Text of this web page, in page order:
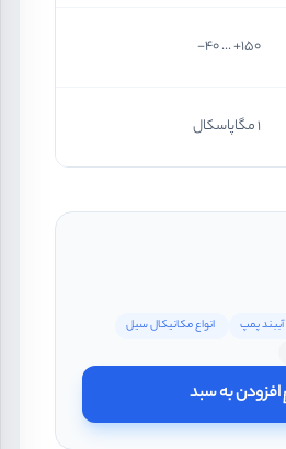
150+ ... 40-
1 مگاپاسکال
آببند پمپ
انواع مکانیکال سیل
افزودن به سبد